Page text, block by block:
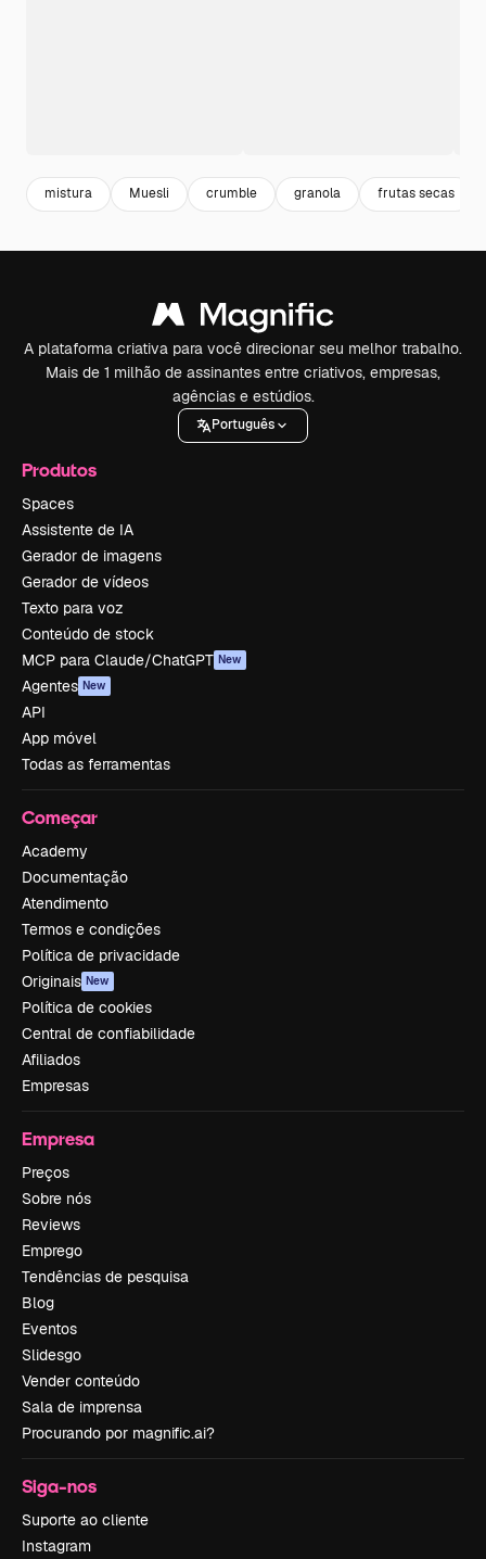
mistura Muesli crumble granola frutas secas
A plataforma criativa para você direcionar seu melhor trabalho.
Mais de 1 milhão de assinantes entre criativos, empresas,
agências e estúdios.
Português
Produtos
Spaces
Assistente de IA
Gerador de imagens
Gerador de vídeos
Texto para voz
Conteúdo de stock
MCP para Claude/ChatGPT New
Agentes New
API
App móvel
Todas as ferramentas
Começar
Academy
Documentação
Atendimento
Termos e condições
Política de privacidade
Originais New
Política de cookies
Central de confiabilidade
Afiliados
Empresas
Empresa
Preços
Sobre nós
Reviews
Emprego
Tendências de pesquisa
Blog
Eventos
Slidesgo
Vender conteúdo
Sala de imprensa
Procurando por magnific.ai?
Siga-nos
Suporte ao cliente
Instagram